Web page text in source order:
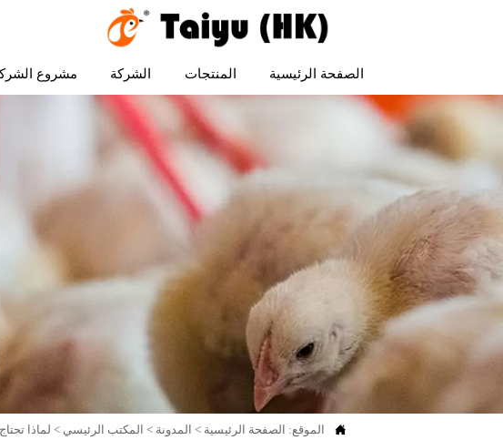
الصفحة الرئيسية المنتجات الشركة مشروع
 الموقع: الصفحة الرئيسية > المدونة > المكتب الرئيسي > لماذا